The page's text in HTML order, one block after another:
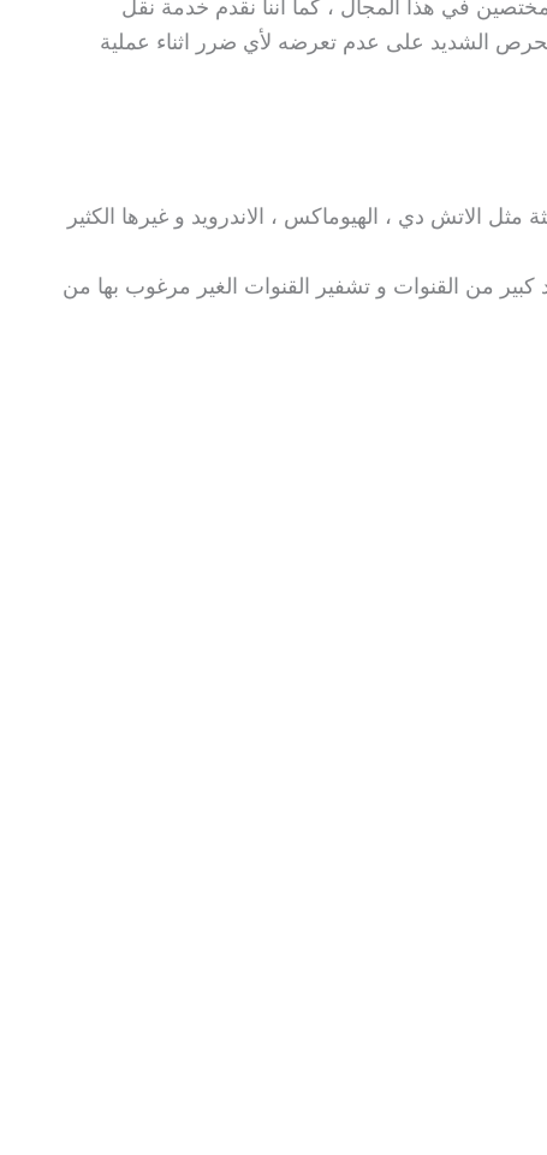
في هذا المجال ، كما اننا نقدم خدمة نقل
الشديد على عدم تعرضه لأي ضرر اثناء عملية
الاتش دي ، الهيوماكس ، الاندرويد و غيرها الكثير
من القنوات و تشفير القنوات الغير مرغوب بها من